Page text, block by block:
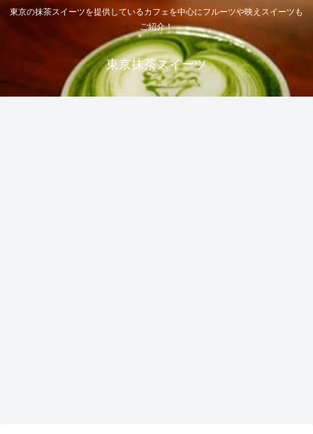
東京の抹茶スイーツを提供しているカフェを中心にフルーツや映えスイーツも
ご紹介！
東京抹茶スイーツ